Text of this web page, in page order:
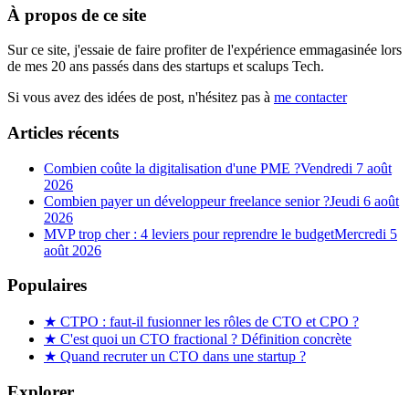
À propos de ce site
Sur ce site, j'essaie de faire profiter de l'expérience emmagasinée lors
de mes 20 ans passés dans des startups et scalups Tech.
Si vous avez des idées de post, n'hésitez pas à me contacter
Articles récents
Combien coûte la digitalisation d'une PME ?Vendredi 7 août
2026
Combien payer un développeur freelance senior ?Jeudi 6 août
2026
MVP trop cher : 4 leviers pour reprendre le budgetMercredi 5
août 2026
Populaires
★ CTPO : faut-il fusionner les rôles de CTO et CPO ?
★ C'est quoi un CTO fractional ? Définition concrète
★ Quand recruter un CTO dans une startup ?